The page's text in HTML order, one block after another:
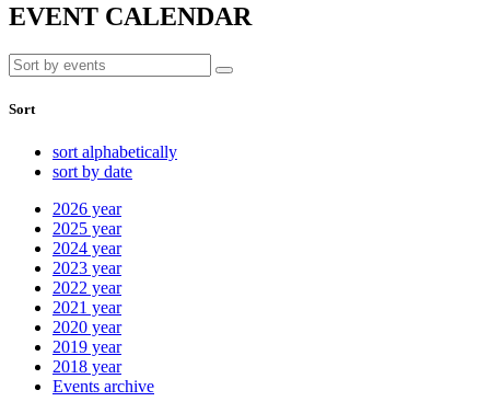
EVENT CALENDAR
Sort
sort alphabetically
sort by date
2026 year
2025 year
2024 year
2023 year
2022 year
2021 year
2020 year
2019 year
2018 year
Events archive